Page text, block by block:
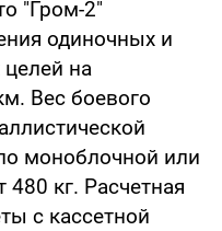
"Гром-2"
одиночных и
на
Вес боевого
моноблочной или
480 кг. Расчетная
с кассетной